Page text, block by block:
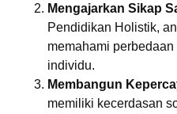
Mengajarkan Sikap
Pendidikan Holistik,
memahami
individu.
Membangun
memiliki kecerdasan